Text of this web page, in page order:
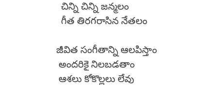
చిన్ని చిన్ని జన్మలం
గీత తిరగరాసిన నేతలం
జీవిత సంగీతాన్ని ఆలపిస్తాం
అందరికై నిలబడతాం
ఆశలు కోకొల్లలు లేవు